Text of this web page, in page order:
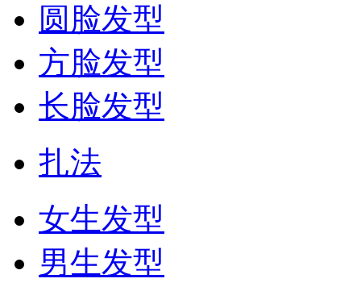
圆脸发型
方脸发型
长脸发型
扎法
女生发型
男生发型